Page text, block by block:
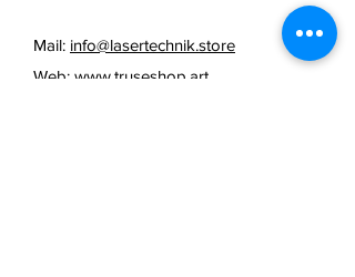
Mail: info@lasertechnik.store
Web: www.truseshop.art